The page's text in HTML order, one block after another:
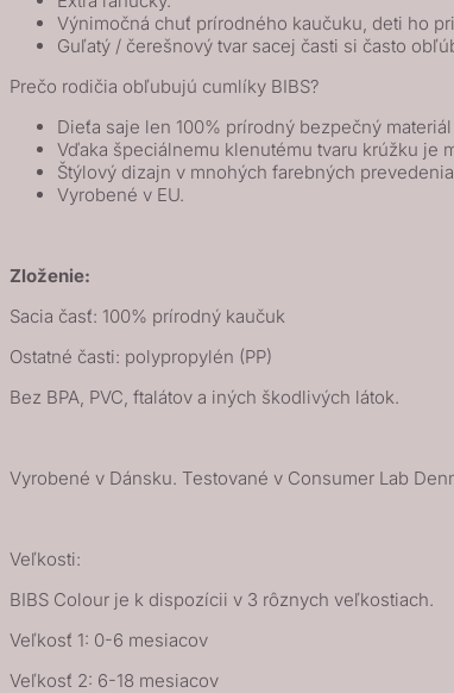
BlossomVýnimočná chuť prírodného kaučuku, deti ho
Guľatý / čerešnový tvar sacej časti si často
Prečo rodičia obľubujú cumlíky BIBS?
Dieťa saje len 100% prírodný bezpečný
Vďaka špeciálnemu klenutému tvaru krúžku je
Štýlový dizajn v mnohých farebných
Vyrobené v EU.
Zloženie:
Sacia časť: 100% prírodný kaučuk
Ostatné časti: polypropylén (PP)
Bez BPA, PVC, ftalátov a iných škodlivých látok.
Vyrobené v Dánsku. Testované v Consumer Lab
Veľkosti:
BIBS Colour je k dispozícii v 3 rôznych veľkostiach.
Veľkosť 1: 0-6 mesiacov
Veľkosť 2: 6-18 mesiacov